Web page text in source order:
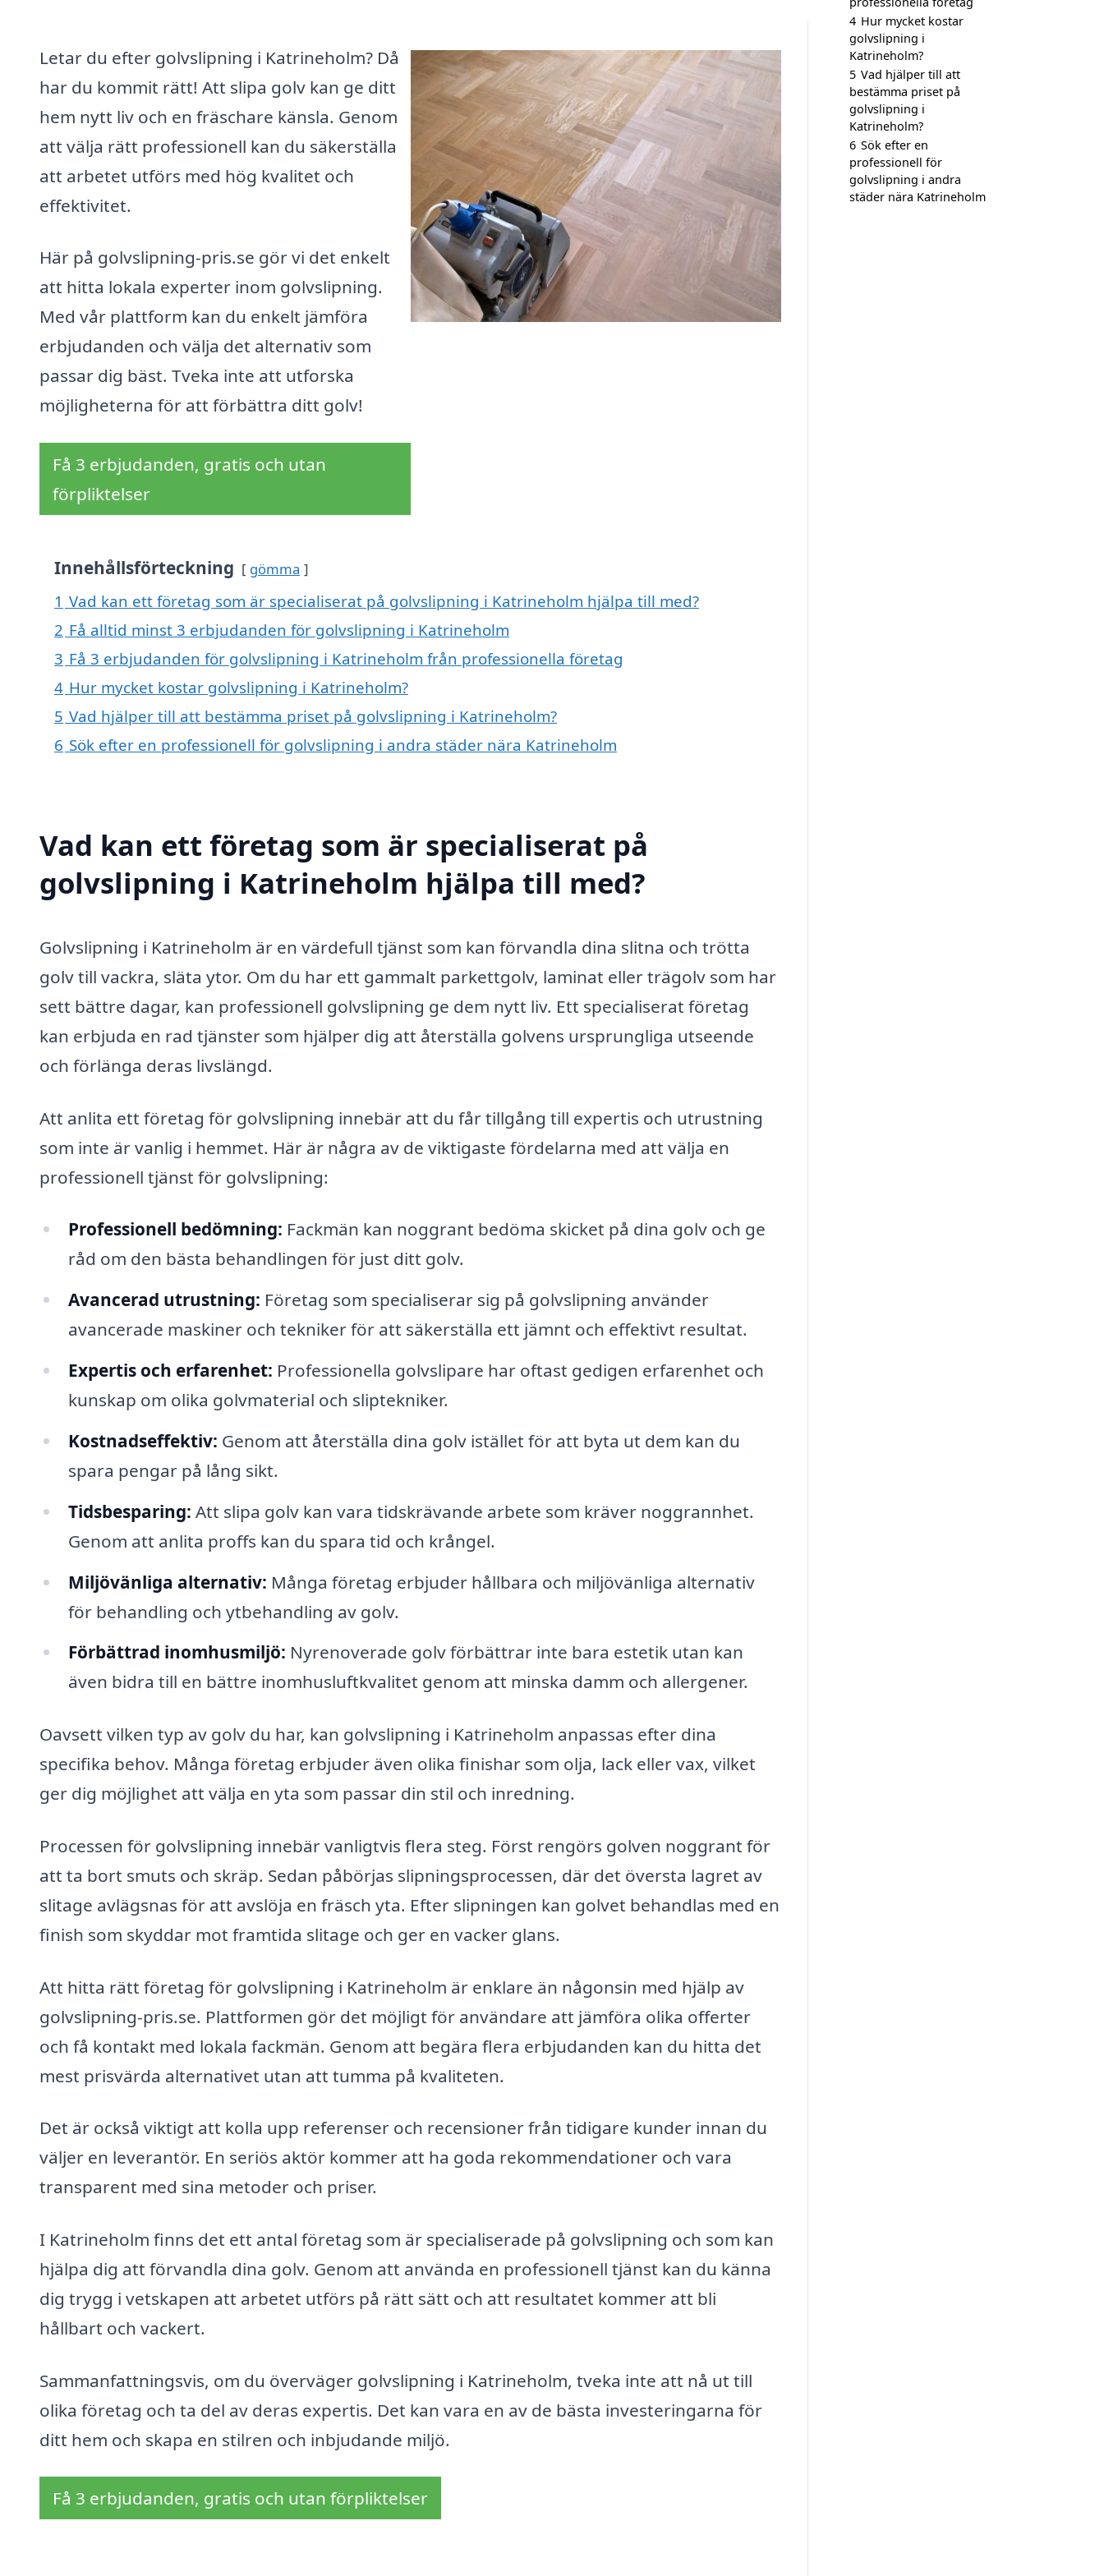
Letar du efter golvslipning i Katrineholm? Då
har du kommit rätt! Att slipa golv kan ge ditt
hem nytt liv och en fräschare känsla. Genom
att välja rätt professionell kan du säkerställa
att arbetet utförs med hög kvalitet och
effektivitet.
Här på golvslipning-pris.se gör vi det enkelt
att hitta lokala experter inom golvslipning.
Med vår plattform kan du enkelt jämföra
erbjudanden och välja det alternativ som
passar dig bäst. Tveka inte att utforska
möjligheterna för att förbättra ditt golv!
Få 3 erbjudanden, gratis och utan
förpliktelser
Innehållsförteckning gömma
1 Vad kan ett företag som är specialiserat på golvslipning i Katrineholm hjälpa till med?
2 Få alltid minst 3 erbjudanden för golvslipning i Katrineholm
3 Få 3 erbjudanden för golvslipning i Katrineholm från professionella företag
4 Hur mycket kostar golvslipning i Katrineholm?
5 Vad hjälper till att bestämma priset på golvslipning i Katrineholm?
6 Sök efter en professionell för golvslipning i andra städer nära Katrineholm
Vad kan ett företag som är specialiserat på
golvslipning i Katrineholm hjälpa till med?
Golvslipning i Katrineholm är en värdefull tjänst som kan förvandla dina slitna och trötta
golv till vackra, släta ytor. Om du har ett gammalt parkettgolv, laminat eller trägolv som har
sett bättre dagar, kan professionell golvslipning ge dem nytt liv. Ett specialiserat företag
kan erbjuda en rad tjänster som hjälper dig att återställa golvens ursprungliga utseende
och förlänga deras livslängd.
Att anlita ett företag för golvslipning innebär att du får tillgång till expertis och utrustning
som inte är vanlig i hemmet. Här är några av de viktigaste fördelarna med att välja en
professionell tjänst för golvslipning:
Professionell bedömning: Fackmän kan noggrant bedöma skicket på dina golv och ge
råd om den bästa behandlingen för just ditt golv.
Avancerad utrustning: Företag som specialiserar sig på golvslipning använder
avancerade maskiner och tekniker för att säkerställa ett jämnt och effektivt resultat.
Expertis och erfarenhet: Professionella golvslipare har oftast gedigen erfarenhet och
kunskap om olika golvmaterial och sliptekniker.
Kostnadseffektiv: Genom att återställa dina golv istället för att byta ut dem kan du
spara pengar på lång sikt.
Tidsbesparing: Att slipa golv kan vara tidskrävande arbete som kräver noggrannhet.
Genom att anlita proffs kan du spara tid och krångel.
Miljövänliga alternativ: Många företag erbjuder hållbara och miljövänliga alternativ
för behandling och ytbehandling av golv.
Förbättrad inomhusmiljö: Nyrenoverade golv förbättrar inte bara estetik utan kan
även bidra till en bättre inomhusluftkvalitet genom att minska damm och allergener.
Oavsett vilken typ av golv du har, kan golvslipning i Katrineholm anpassas efter dina
specifika behov. Många företag erbjuder även olika finishar som olja, lack eller vax, vilket
ger dig möjlighet att välja en yta som passar din stil och inredning.
Processen för golvslipning innebär vanligtvis flera steg. Först rengörs golven noggrant för
att ta bort smuts och skräp. Sedan påbörjas slipningsprocessen, där det översta lagret av
slitage avlägsnas för att avslöja en fräsch yta. Efter slipningen kan golvet behandlas med en
finish som skyddar mot framtida slitage och ger en vacker glans.
Att hitta rätt företag för golvslipning i Katrineholm är enklare än någonsin med hjälp av
golvslipning-pris.se. Plattformen gör det möjligt för användare att jämföra olika offerter
och få kontakt med lokala fackmän. Genom att begära flera erbjudanden kan du hitta det
mest prisvärda alternativet utan att tumma på kvaliteten.
Det är också viktigt att kolla upp referenser och recensioner från tidigare kunder innan du
väljer en leverantör. En seriös aktör kommer att ha goda rekommendationer och vara
transparent med sina metoder och priser.
I Katrineholm finns det ett antal företag som är specialiserade på golvslipning och som kan
hjälpa dig att förvandla dina golv. Genom att använda en professionell tjänst kan du känna
dig trygg i vetskapen att arbetet utförs på rätt sätt och att resultatet kommer att bli
hållbart och vackert.
Sammanfattningsvis, om du överväger golvslipning i Katrineholm, tveka inte att nå ut till
olika företag och ta del av deras expertis. Det kan vara en av de bästa investeringarna för
ditt hem och skapa en stilren och inbjudande miljö.
Få 3 erbjudanden, gratis och utan förpliktelser
4 Hur mycket kostar
golvslipning i
Katrineholm?
5 Vad hjälper till att
bestämma priset på
golvslipning i
Katrineholm?
6 Sök efter en
professionell för
golvslipning i andra
städer nära Katrineholm